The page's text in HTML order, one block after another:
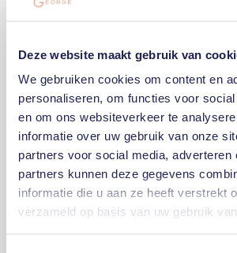
Deze website maakt gebruik van
We gebruiken cookies om content en
personaliseren, om functies voor
en om ons websiteverkeer te
informatie over uw gebruik van onze
partners voor social media, adverteren
partners kunnen deze gegevens
informatie die u aan ze heeft verstrekt
verzameld op basis van uw gebruik
08March 2026
Kan een wooncrisis nog worden